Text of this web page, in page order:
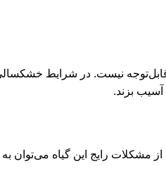
نیست. در شرایط
آسیب بزند.
از مشکلات رایج این گیاه